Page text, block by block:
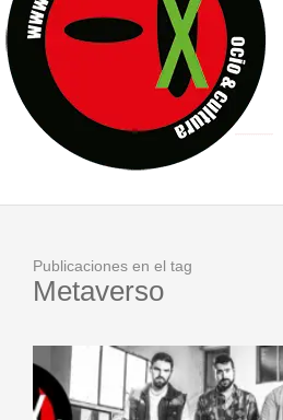
JOFRE BARDAGÍ EN EXVITA
YORCH PRESENTA [CURSO
MAGALÍ SARE NOS
«NO TENGO
Publicaciones en el tag
Metaverso